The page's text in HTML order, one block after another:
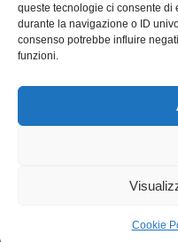
queste tecnologie ci consente
durante la navigazione o ID
consenso potrebbe influire
funzioni.
Cookie
Notizie dal Garda
Notizie
Notizie per categoria
Regione Lombardia
Sport Storia Territorio
The Magazine
Privacy e cookie: questo sito
Informativa sui cookie